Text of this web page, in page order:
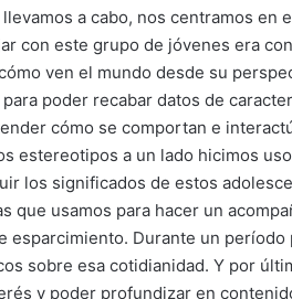
a cabo, nos centramos en
con este grupo de jóvenes era
ven el mundo desde su
poder recabar datos de
cómo se comportan e
estereotipos a un lado hicimos
los significados de estos
que usamos para hacer un
esparcimiento. Durante un
sobre esa cotidianidad. Y por
y poder profundizar en